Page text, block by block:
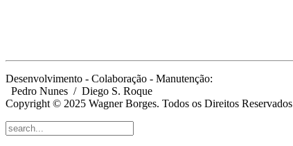
Desenvolvimento - Colaboração - Manutenção:
Pedro Nunes / Diego S. Roque
Copyright © 2025 Wagner Borges. Todos os Direitos Reservados